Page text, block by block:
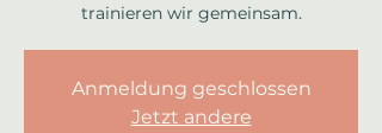
trainieren wir gemeinsam.
Anmeldung geschlossen
Jetzt andere